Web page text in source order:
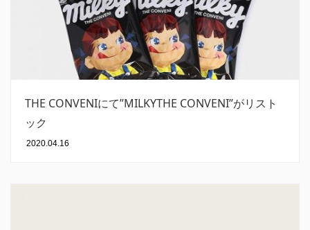
THE CONVENIにて”MILKYTHE CONVENI”がリスト
ック
2020.04.16